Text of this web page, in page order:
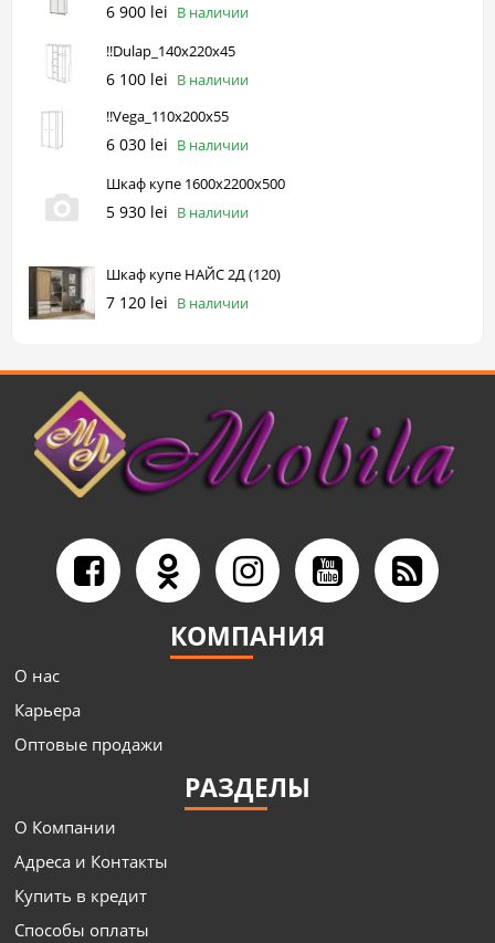
6 900 lei В наличии
!!Dulap_140x220x45
6 100 lei В наличии
!!Vega_110x200x55
6 030 lei В наличии
Шкаф купе 1600х2200х500
5 930 lei В наличии
Шкаф купе НАЙС 2Д (120)
7 120 lei В наличии
КОМПАНИЯ
О нас
Карьера
Оптовые продажи
РАЗДЕЛЫ
О Компании
Адреса и Контакты
Купить в кредит
Способы оплаты